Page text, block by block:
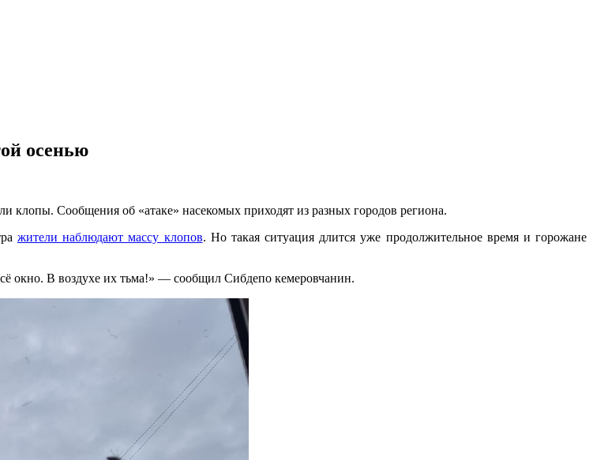
осенью
клопы. Сообщения об «атаке» насекомых приходят из разных городов региона.
жители наблюдают массу клопов. Но такая ситуация длится уже продолжительное время и горожане
окно. В воздухе их тьма!» — сообщил Сибдепо кемеровчанин.